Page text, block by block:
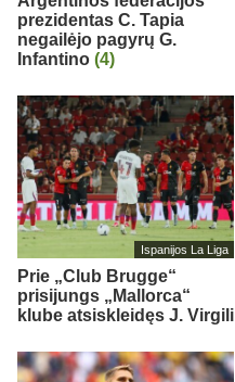
prezidentas C. Tapia
negailėjo pagyrų G.
Infantino (4)
Ispanijos La Liga
Prie „Club Brugge“
prisijungs „Mallorca“
klube atsiskleidęs J. Virgili